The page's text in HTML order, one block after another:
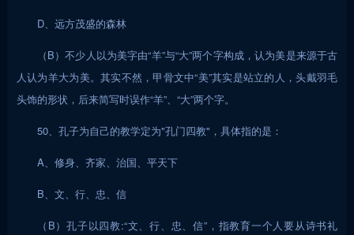
D、远方茂盛的森林
（B）不少人以为美字由“羊”与“大”两个字构成，认为美是来源于古
人认为羊大为美。其实不然，甲骨文中“美”其实是站立的人，头戴羽毛
头饰的形状，后来简写时误作“羊”、“大”两个字。
50、孔子为自己的教学定为"孔门四教"，具体指的是：
A、修身、齐家、治国、平天下
B、文、行、忠、信
（B）孔子以四教:“文、行、忠、信”，指教育一个人要从诗书礼